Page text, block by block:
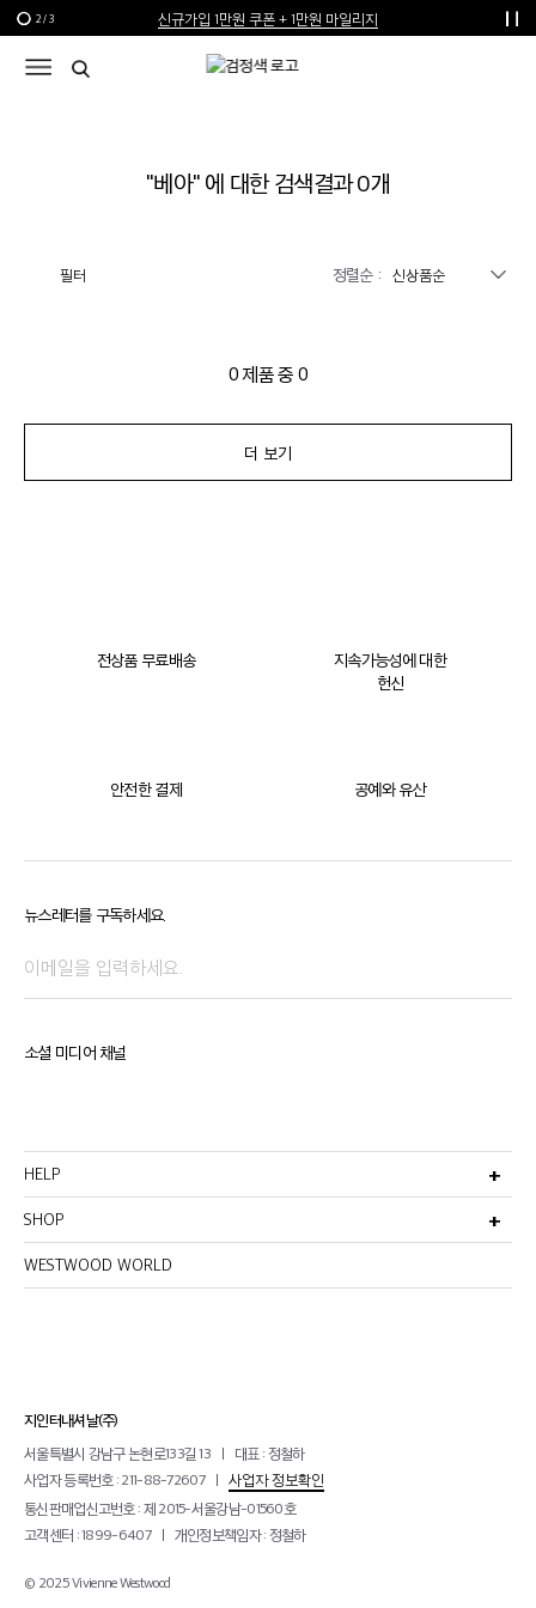
신규가입 1만원 쿠폰 + 1만원 마일리지
선물 포장재 제공 서비스
2 / 3
"베아" 에 대한 검색결과0개
필터 정렬순 :
0제품 중 0
더 보기
전상품 무료배송
지속가능성에 대한
헌신
안전한 결제 공예와 유산
뉴스레터를 구독하세요.
소셜 미디어 채널
HELP
고객서비스
비회원주문조회
선물포장서비스
반품 및 환불정책
매장찾기
SHOP
멤버십안내
이용약관
이메일무단수집거부
WESTWOOD WORLD
지인터내셔날(주)
서울특별시 강남구 논현로133길 13
대표 : 정철하
사업자 등록번호 : 211-88-72607
사업자 정보확인
통신판매업신고번호 : 제 2015-서울강남-01560호
고객센터 : 1899-6407
개인정보책임자 : 정철하
© 2025 Vivienne Westwood